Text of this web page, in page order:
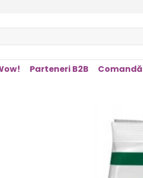
Parteneri B2B